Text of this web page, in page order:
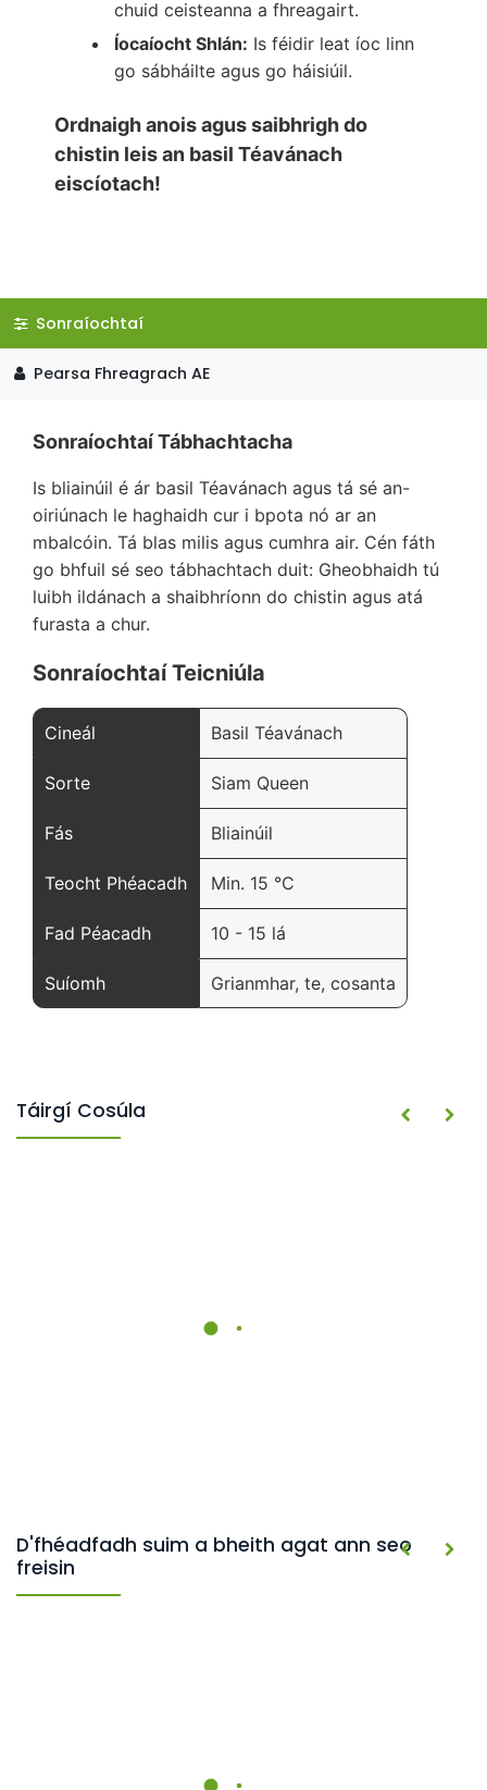
chuid ceisteanna a fhreagairt.
Íocaíocht Shlán: Is féidir leat íoc linn
go sábháilte agus go háisiúil.
Ordnaigh anois agus saibhrigh do
chistin leis an basil Téavánach
eiscíotach!
Sonraíochtaí
Pearsa Fhreagrach AE
Sonraíochtaí Tábhachtacha
Is bliainúil é ár basil Téavánach agus tá sé an-
oiriúnach le haghaidh cur i bpota nó ar an
mbalcóin. Tá blas milis agus cumhra air. Cén fáth
go bhfuil sé seo tábhachtach duit: Gheobhaidh tú
luibh ildánach a shaibhríonn do chistin agus atá
furasta a chur.
Sonraíochtaí Teicniúla
Cineál Basil Téavánach
Sorte Siam Queen
Fás Bliainúil
Teocht Phéacadh Min. 15 °C
Fad Péacadh 10 - 15 lá
Suíomh Grianmhar, te, cosanta
Táirgí Cosúla
D'fhéadfadh suim a bheith agat ann seo
freisin